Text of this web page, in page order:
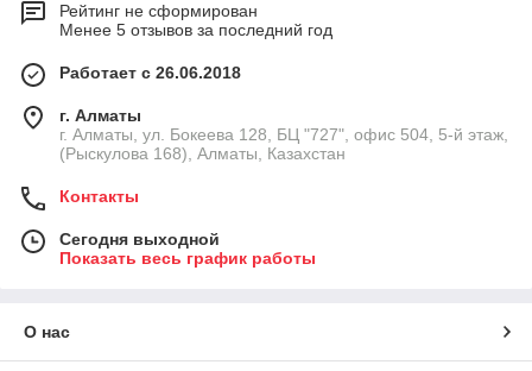
Рейтинг не сформирован
Менее 5 отзывов за последний год
Работает с 26.06.2018
г. Алматы
г. Алматы, ул. Бокеева 128, БЦ "727", офис 504, 5-й этаж,
(Рыскулова 168), Алматы, Казахстан
Контакты
Сегодня выходной
Показать весь график работы
О нас